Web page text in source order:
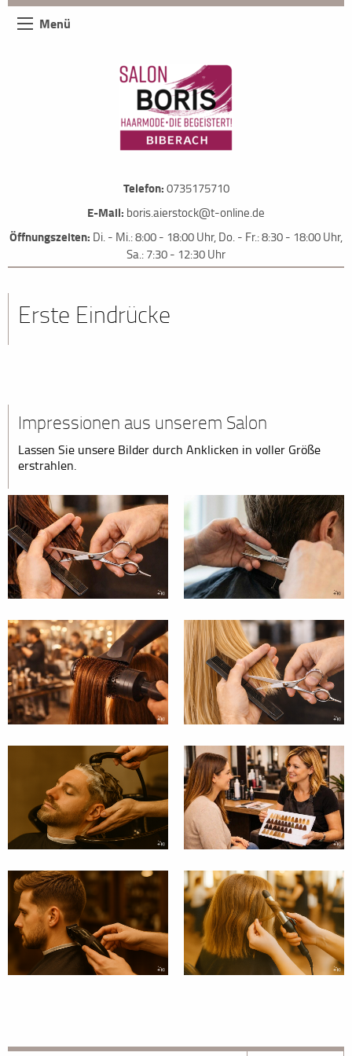
Menü
Telefon:0735175710
E-Mail: boris.aierstock@t-online.de
Öffnungszeiten: Di. - Mi.: 8:00 - 18:00 Uhr, Do. - Fr.: 8:30 - 18:00 Uhr,
Sa.: 7:30 - 12:30 Uhr
Erste Eindrücke
Impressionen aus unserem Salon
Lassen Sie unsere Bilder durch Anklicken in voller Größe
erstrahlen.